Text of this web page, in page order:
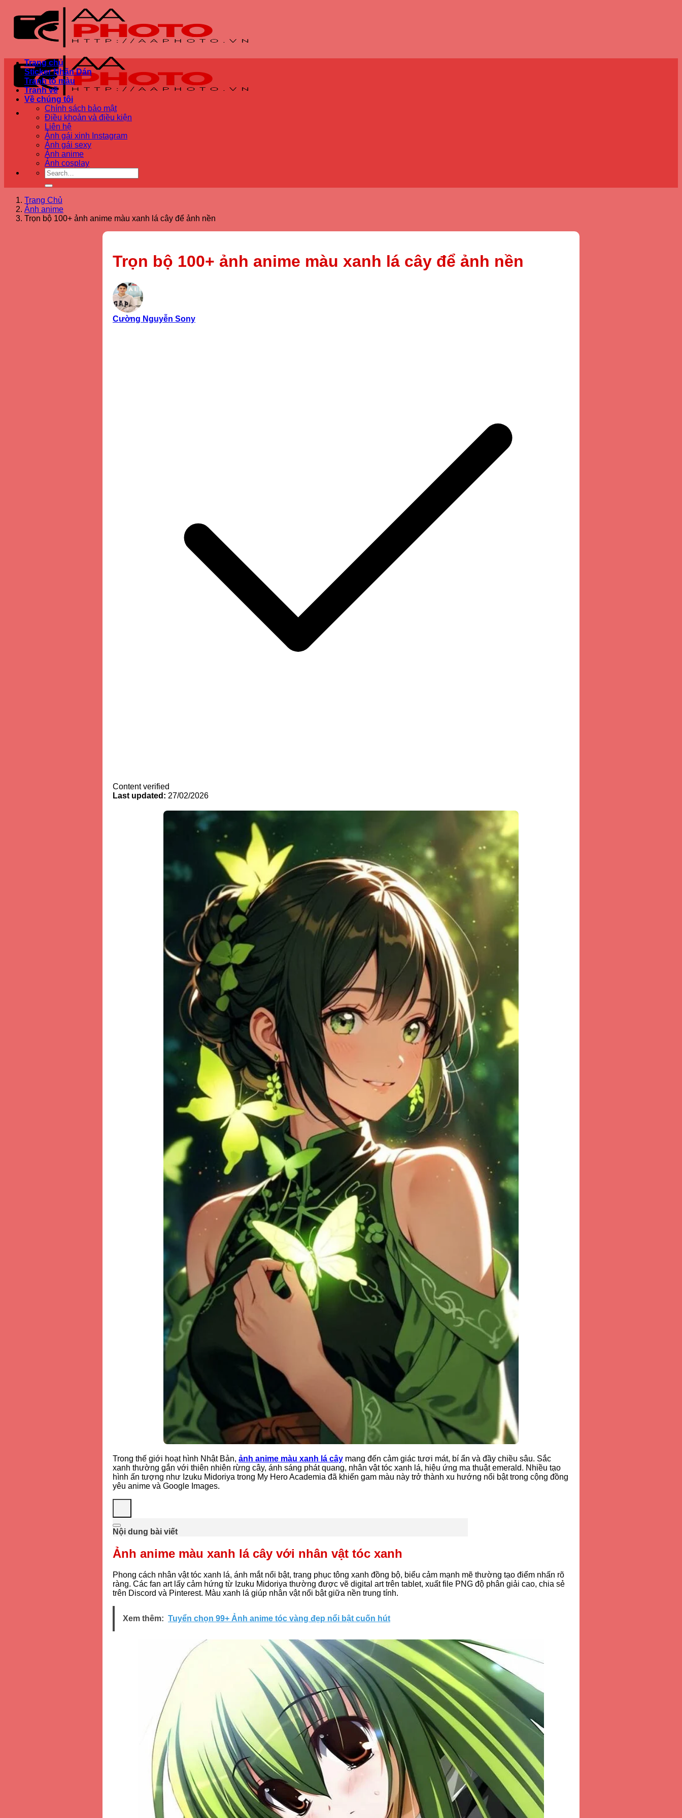
qua
dung
Trang chủ
Sticker Nhãn Dán
Tranh tô màu
Tranh vẽ
Về chúng tôi
Chính sách bảo mật
Điều khoản và điều kiện
Liên hệ
Ảnh gái xinh Instagram
Ảnh gái sexy
Ảnh anime
Ảnh cosplay
Trang Chủ
Ảnh anime
Trọn bộ 100+ ảnh anime màu xanh lá cây để ảnh nền
Trọn bộ 100+ ảnh anime màu xanh lá cây để ảnh nền
Cường Nguyễn Sony
Content verified
Last updated: 27/02/2026
Trong thế giới hoạt hình Nhật Bản, ảnh anime màu xanh lá cây mang đến cảm giác tươi mát, bí ẩn và đầy chiều sâu. Sắc
xanh thường gắn với thiên nhiên rừng cây, ánh sáng phát quang, nhân vật tóc xanh lá, hiệu ứng ma thuật emerald. Nhiều tạo
hình ấn tượng như Izuku Midoriya trong My Hero Academia đã khiến gam màu này trở thành xu hướng nổi bật trong cộng đồng
yêu anime và Google Images.
Nội dung bài viết
Ảnh anime màu xanh lá cây với nhân vật tóc xanh
Phong cách nhân vật tóc xanh lá, ánh mắt nổi bật, trang phục tông xanh đồng bộ, biểu cảm mạnh mẽ thường tạo điểm nhấn rõ
ràng. Các fan art lấy cảm hứng từ Izuku Midoriya thường được vẽ digital art trên tablet, xuất file PNG độ phân giải cao, chia sẻ
trên Discord và Pinterest. Màu xanh lá giúp nhân vật nổi bật giữa nền trung tính.
Xem thêm: Tuyển chọn 99+ Ảnh anime tóc vàng đẹp nổi bật cuốn hút